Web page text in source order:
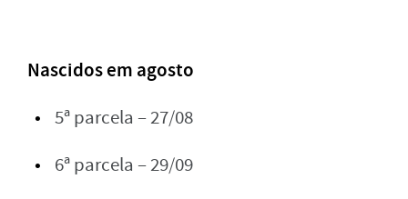
Nascidos em agosto
5ª parcela – 27/08
6ª parcela – 29/09